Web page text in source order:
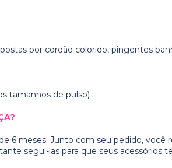
por cordão colorido, pingentes
tamanhos de pulso)
6 meses. Junto com seu pedido, você
segui-las para que seus acessórios